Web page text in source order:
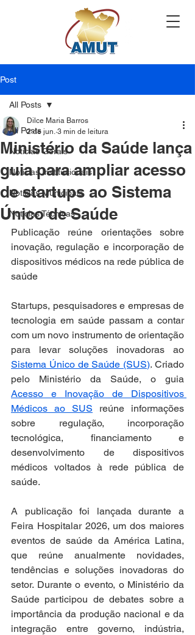
Post
All Posts
Notícias Gerais
Notícias Institucionais
Notícias Municipais
Notícias Técnicas
All Posts
Ministério da Saúde lança
guia para ampliar acesso
de startups ao Sistema
Único de Saúde
Dilce Maria Barros
2 de jun. 3 min de leitura
Publicação reúne orientações sobre
inovação, regulação e incorporação de
dispositivos médicos na rede pública de
saúde
Startups, pesquisadores e empresas de
tecnologia em saúde passam a contar
com um novo instrumento de orientação
Sistema Único de Saúde (SUS). Criado
Acesso e Inovação de Dispositivos
Médicos ao SUS reúne informações
sobre regulação, incorporação
tecnológica, financiamento e
desenvolvimento de dispositivos
médicos voltados à rede pública de
saúde.
A publicação foi lançada durante a
Feira Hospitalar 2026, um dos maiores
eventos de saúde da América Latina,
que reúne anualmente novidades,
tendências e soluções inovadoras do
setor. Durante o evento, o Ministério da
Saúde participou de debates sobre a
importância da produção nacional e da
integração entre governo, indústria,